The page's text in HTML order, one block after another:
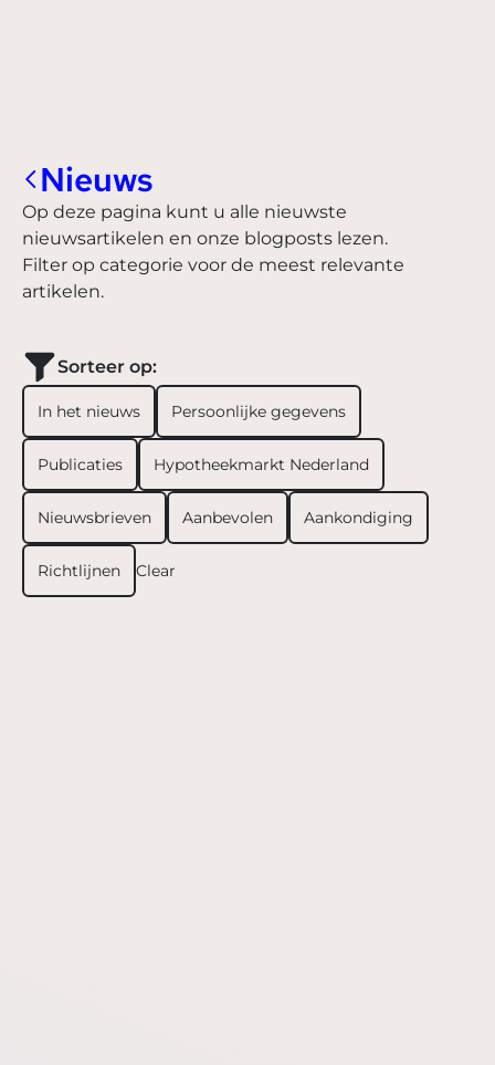
Nieuws
Op deze pagina kunt u alle nieuwste
nieuwsartikelen en onze blogposts lezen.
Filter op categorie voor de meest relevante
artikelen.
Sorteer op:
In het nieuws Persoonlijke gegevens
Publicaties Hypotheekmarkt Nederland
Nieuwsbrieven Aanbevolen Aankondiging
Richtlijnen Clear